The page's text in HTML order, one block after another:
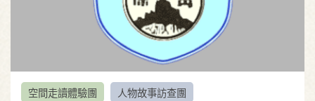
空間走讀體驗團
人物故事訪查團